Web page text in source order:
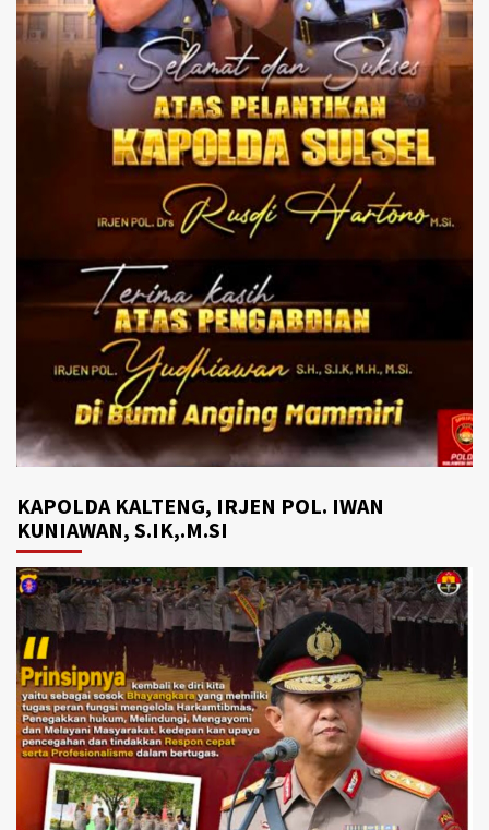
KAPOLDA KALTENG, IRJEN POL. IWAN
KUNIAWAN, S.IK,.M.SI